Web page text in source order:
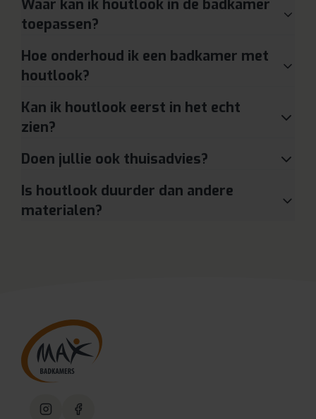
Waar kan ik houtlook in de badkamer
toepassen?
Hoe onderhoud ik een badkamer met
houtlook?
Kan ik houtlook eerst in het echt
zien?
Doen jullie ook thuisadvies?
Is houtlook duurder dan andere
materialen?